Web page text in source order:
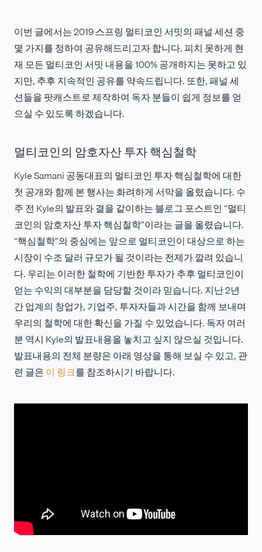
이번 글에서는 2019 스프링 멀티코인 서밋의 패널 세션 중
몇 가지를 정하여 공유해드리고자 합니다. 피치 못하게 현
재 모든 멀티코인 서밋 내용을 100% 공개하지는 못하고 있
지만, 추후 지속적인 공유를 약속드립니다. 또한, 패널 세
션들을 팟캐스트로 제작하여 독자 분들이 쉽게 정보를 얻
으실 수 있도록 하겠습니다.
멀티코인의 암호자산 투자 핵심철학
Kyle Samani 공동대표의 멀티코인 투자 핵심철학에 대한
첫 공개와 함께 본 행사는 화려하게 서막을 올렸습니다. 수
주 전 Kyle의 발표와 결을 같이하는 블로그 포스트인 “멀티
코인의 암호자산 투자 핵심철학”이라는 글을 올렸습니다.
“핵심철학”의 중심에는 앞으로 멀티코인이 대상으로 하는
시장이 수조 달러 규모가 될 것이라는 전제가 깔려 있습니
다. 우리는 이러한 철학에 기반한 투자가 추후 멀티코인이
얻는 수익의 대부분을 담당할 것이라 믿습니다. 지난 2년
간 업계의 창업가, 기업주, 투자자들과 시간을 함께 보내며
우리의 철학에 대한 확신을 가질 수 있었습니다. 독자 여러
분 역시 Kyle의 발표내용을 놓치고 싶지 않으실 것입니다.
발표내용의 전체 분량은 아래 영상을 통해 보실 수 있고, 관
련 글은이 링크를 참조하시기 바랍니다.